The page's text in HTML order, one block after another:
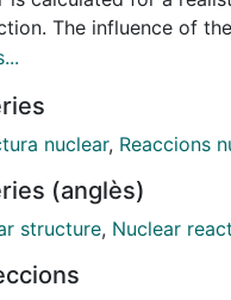
The influence of
component of the
for all single-particle
domain. This result
the reduction of
in (e,ep) reactions
nuclear, Reaccions
(anglès)
structure, Nuclear